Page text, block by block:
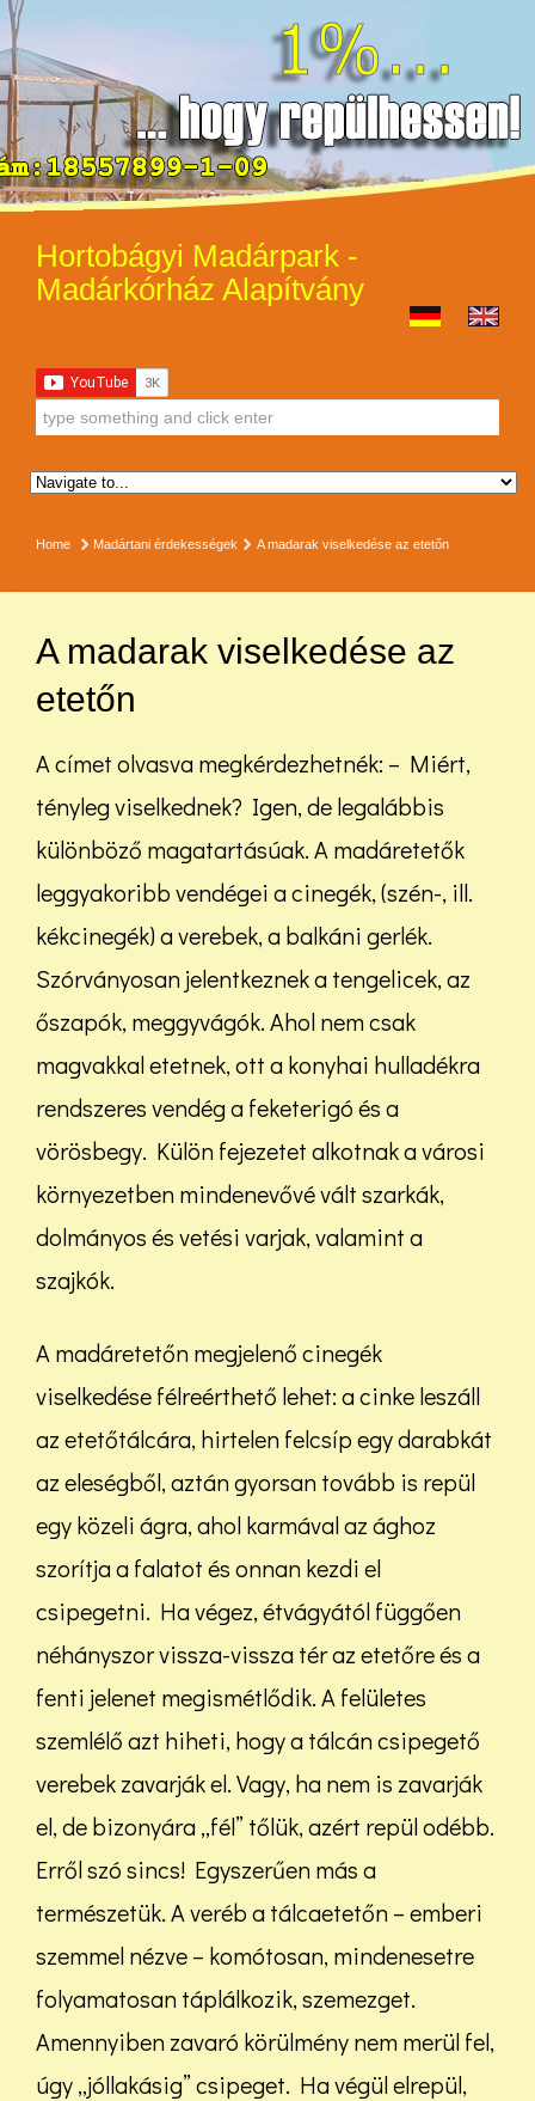
Hortobágyi Madárpark -
Madárkórház Alapítvány
Home Madártani érdekességek A madarak viselkedése az etetőn
A madarak viselkedése az
etetőn
A címet olvasva megkérdezhetnék: – Miért,
tényleg viselkednek? Igen, de legalábbis
különböző magatartásúak. A madáretetők
leggyakoribb vendégei a cinegék, (szén-, ill.
kékcinegék) a verebek, a balkáni gerlék.
Szórványosan jelentkeznek a tengelicek, az
őszapók, meggyvágók. Ahol nem csak
magvakkal etetnek, ott a konyhai hulladékra
rendszeres vendég a feketerigó és a
vörösbegy. Külön fejezetet alkotnak a városi
környezetben mindenevővé vált szarkák,
dolmányos és vetési varjak, valamint a
szajkók.
A madáretetőn megjelenő cinegék
viselkedése félreérthető lehet: a cinke leszáll
az etetőtálcára, hirtelen felcsíp egy darabkát
az eleségből, aztán gyorsan tovább is repül
egy közeli ágra, ahol karmával az ághoz
szorítja a falatot és onnan kezdi el
csipegetni. Ha végez, étvágyától függően
néhányszor vissza-vissza tér az etetőre és a
fenti jelenet megismétlődik. A felületes
szemlélő azt hiheti, hogy a tálcán csipegető
verebek zavarják el. Vagy, ha nem is zavarják
el, de bizonyára „fél” tőlük, azért repül odébb.
Erről szó sincs! Egyszerűen más a
természetük. A veréb a tálcaetetőn – emberi
szemmel nézve – komótosan, mindenesetre
folyamatosan táplálkozik, szemezget.
Amennyiben zavaró körülmény nem merül fel,
úgy „jóllakásig” csipeget. Ha végül elrepül,